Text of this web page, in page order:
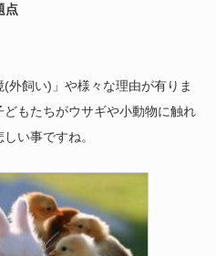
点
(外飼い)」や様々な理由が有りま
もたちがウサギや小動物に触れ
い事ですね。